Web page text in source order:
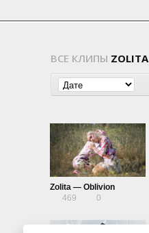
ВСЕ КЛИПЫ ZOLITA
Zolita — Oblivion
469
0